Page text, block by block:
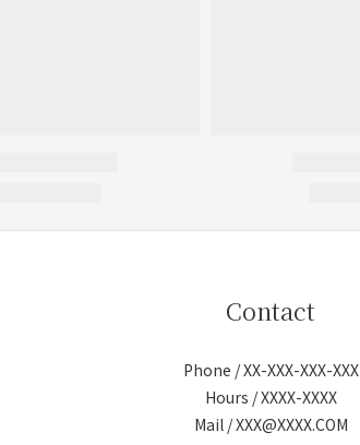
Contact
Phone / XX-XXX-XXX-XXX
Hours / XXXX-XXXX
Mail / XXX@XXXX.COM